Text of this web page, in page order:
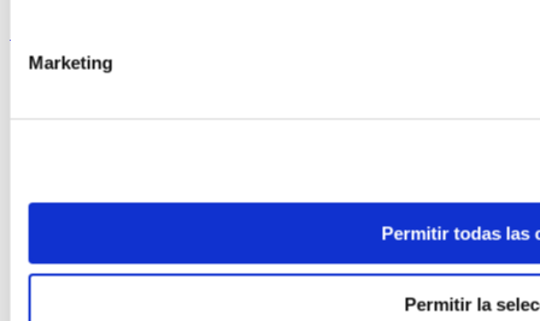
Marketing
Permitir todas las
Permitir la